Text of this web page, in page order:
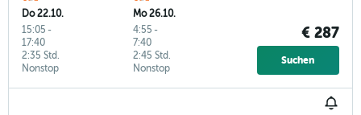
Do 22.10.
15:05 -
17:40
Nonstop
2:35 Std.
Mo 26.10.
4:55 -
7:40
Nonstop
2:45 Std.
€ 287
Suchen